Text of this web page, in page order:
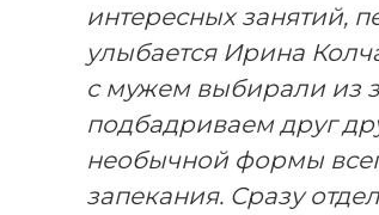
интересных занятий,
улыбается Ирина
с мужем выбирали из
подбадриваем друг
необычной формы
запекания. Сразу